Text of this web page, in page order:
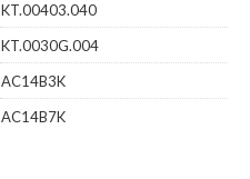
KT.00403.040
KT.0030G.004
AC14B3K
AC14B7K